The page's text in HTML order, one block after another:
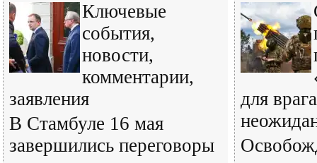
Ключевые
события,
новости,
комментарии,
заявления
В Стамбуле 16 мая
завершились переговоры
для